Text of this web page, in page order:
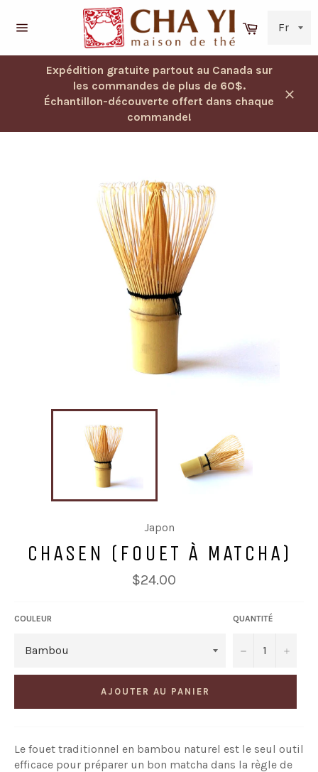
Panier
Expédition gratuite partout au Canada sur
les commandes de plus de 60$.
Échantillon-découverte offert dans chaque
commande!
Japon
CHASEN (FOUET À MATCHA)
Prix
régulier
$24.00
COULEUR QUANTITÉ
− +
AJOUTER AU PANIER
Le fouet traditionnel en bambou naturel est le seul outil
efficace pour préparer un bon matcha dans la règle de